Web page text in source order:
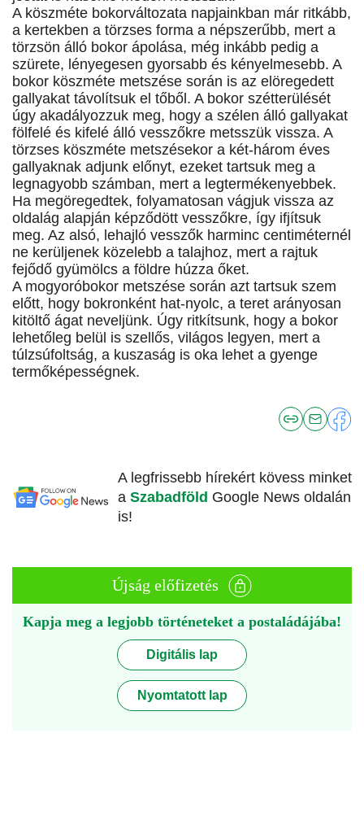
A köszméte bokorváltozata napjainkban már ritkább,
a kertekben a törzses forma a népszerűbb, mert a
törzsön álló bokor ápolása, még inkább pedig a
szürete, lényegesen gyorsabb és kényelmesebb. A
bokor köszméte metszése során is az elöregedett
gallyakat távolítsuk el tőből. A bokor szétterülését
úgy akadályozzuk meg, hogy a szélen álló gallyakat
fölfelé és kifelé álló vesszőkre metsszük vissza. A
törzses köszméte metszésekor a két-három éves
gallyaknak adjunk előnyt, ezeket tartsuk meg a
legnagyobb számban, mert a legtermékenyebbek.
Ha megöregedtek, folyamatosan vágjuk vissza az
oldalág alapján képződött vesszőkre, így ifjítsuk
meg. Az alsó, lehajló vesszők harminc centiméternél
ne kerüljenek közelebb a talajhoz, mert a rajtuk
fejődő gyümölcs a földre húzza őket.
A mogyoróbokor metszése során azt tartsuk szem
előtt, hogy bokronként hat-nyolc, a teret arányosan
kitöltő ágat neveljünk. Úgy ritkítsunk, hogy a bokor
lehetőleg belül is szellős, világos legyen, mert a
túlzsúfoltság, a kuszaság is oka lehet a gyenge
termőképességnek.
A legfrissebb hírekért kövess minket
a Szabadföld Google News oldalán
is!
Újság előfizetés
Kapja meg a legjobb történeteket a postaládájába!
Digitális lap
Nyomtatott lap